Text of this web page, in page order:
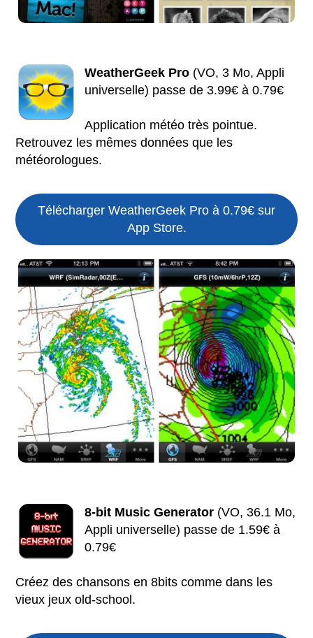
WeatherGeek Pro (VO, 3 Mo, Appli
universelle) passe de 3.99€ à 0.79€
Application météo très pointue.
Retrouvez les mêmes données que les
météorologues.
Télécharger WeatherGeek Pro à 0.79€ sur
App Store.
8-bit Music Generator (VO, 36.1 Mo,
Appli universelle) passe de 1.59€ à
0.79€
Créez des chansons en 8bits comme dans les
vieux jeux old-school.